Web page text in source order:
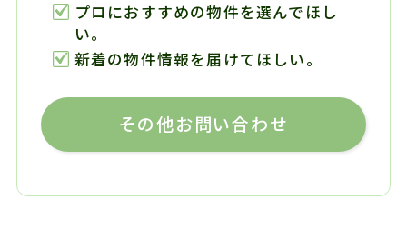
プロにおすすめの物件を選んでほし
い。
新着の物件情報を届けてほしい。
その他お問い合わせ